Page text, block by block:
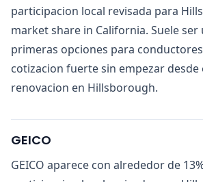
participacion local revisada para
market share in California. Suele ser
primeras opciones para
cotizacion fuerte sin empezar desde
renovacion en Hillsborough.
GEICO
GEICO aparece con alrededor de